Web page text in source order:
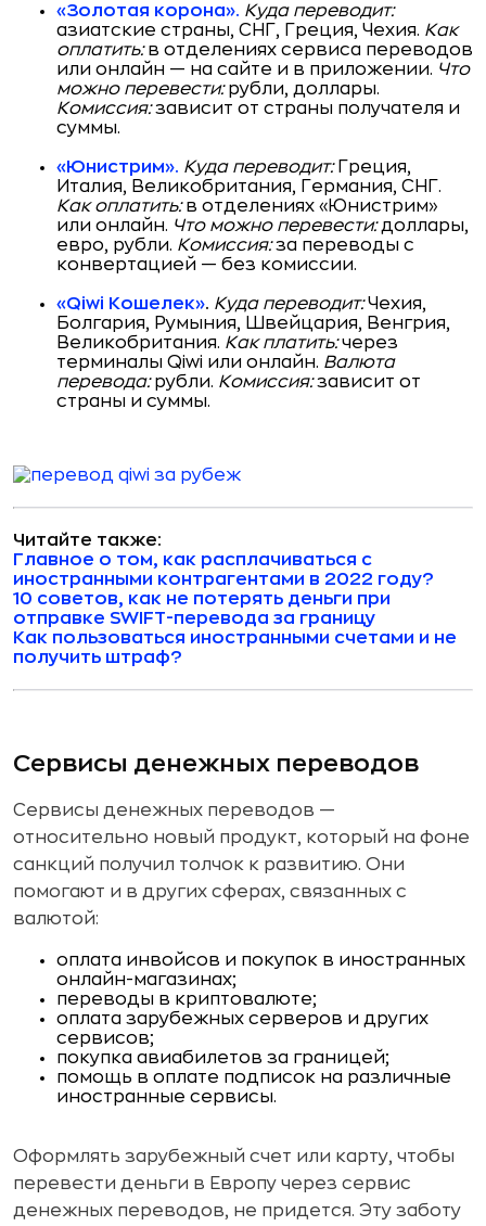
«Золотая корона». Куда переводит:
азиатские страны, СНГ, Греция, Чехия. Как
оплатить:в отделениях сервиса переводов
или онлайн — на сайте и в приложении. Что
можно перевести:рубли, доллары.
Комиссия:зависит от страны получателя и
суммы.
«Юнистрим». Куда переводит:Греция,
Италия, Великобритания, Германия, СНГ.
Как оплатить:в отделениях «Юнистрим»
или онлайн. Что можно перевести:доллары,
евро, рубли. Комиссия:за переводы с
конвертацией — без комиссии.
«Qiwi Кошелек». Куда переводит:Чехия,
Болгария, Румыния, Швейцария, Венгрия,
Великобритания. Как платить:через
терминалы Qiwi или онлайн. Валюта
перевода:рубли. Комиссия:зависит от
страны и суммы.
Читайте также:
Главное о том, как расплачиваться с
иностранными контрагентами в 2022 году?
10 советов, как не потерять деньги при
отправке SWIFT-перевода за границу
Как пользоваться иностранными счетами и не
получить штраф?
Сервисы денежных переводов
Сервисы денежных переводов —
относительно новый продукт, который на фоне
санкций получил толчок к развитию. Они
помогают и в других сферах, связанных с
валютой:
оплата инвойсов и покупок в иностранных
онлайн-магазинах;
переводы в криптовалюте;
оплата зарубежных серверов и других
сервисов;
покупка авиабилетов за границей;
помощь в оплате подписок на различные
иностранные сервисы.
Оформлять зарубежный счет или карту, чтобы
перевести деньги в Европу через сервис
денежных переводов, не придется. Эту заботу